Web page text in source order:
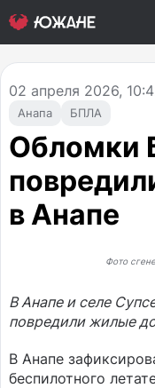
Анапа БПЛА
02 апреля 2026,
Обломки
в Анапе
Фото
В Анапе и селе
повредили жилые
В Анапе
беспилотного